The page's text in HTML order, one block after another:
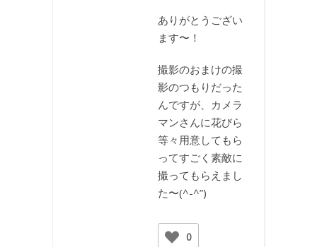
ありがとうござい
ます〜！
撮影のおまけの撮
影のつもりだった
んですが、カメラ
マンさんに花びら
等々用意してもら
ってすごく素敵に
撮ってもらえまし
た〜(^-^”)
0